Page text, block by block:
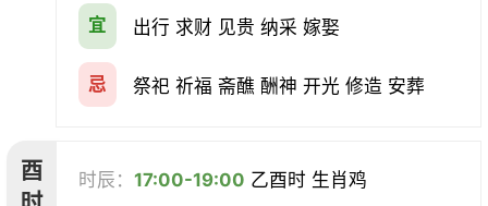
宜 出行 求财 见贵 纳采 嫁娶
忌 祭祀 祈福 斋醮 酬神 开光 修造 安葬
酉
时辰：17:00-19:00 乙酉时 生肖鸡